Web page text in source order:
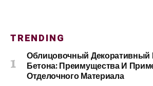
TRENDING
Облицовочный Декоративный
Бетона: Преимущества И
Отделочного Материала